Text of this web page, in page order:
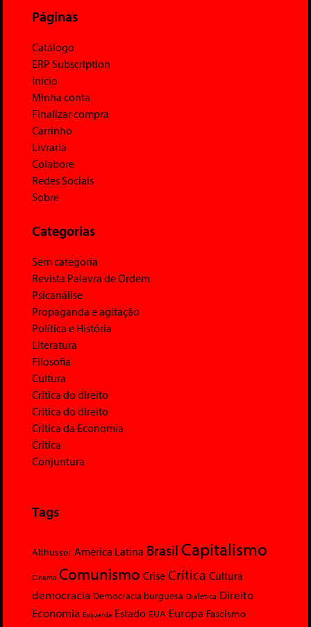
Páginas
Catálogo
ERP Subscription
Início
Minha conta
Finalizar compra
Carrinho
Livraria
Colabore
Redes Sociais
Sobre
Categorias
Sem categoria
Revista Palavra de Ordem
Psicanálise
Propaganda e agitação
Política e História
Literatura
Filosofia
Cultura
Crítica do direito
Crítica do direito
Crítica da Economia
Crítica
Conjuntura
Tags
Althusser América Latina Brasil Capitalismo
Cinema Comunismo Crise Crítica Cultura
democracia Democracia burguesa Dialética Direito
Economia Esquerda Estado EUA Europa Fascismo